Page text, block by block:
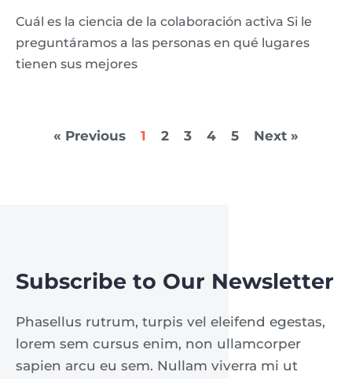
Cuál es la ciencia de la colaboración activa Si le
preguntáramos a las personas en qué lugares
tienen sus mejores
« Previous 1 2 3 4 5 Next »
Subscribe to Our Newsletter
Phasellus rutrum, turpis vel eleifend egestas,
lorem sem cursus enim, non ullamcorper
sapien arcu eu sem. Nullam viverra mi ut